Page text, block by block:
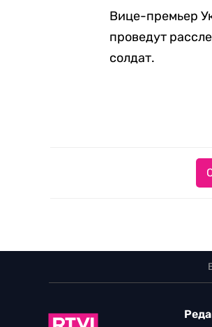
Вице-премьер
проведут
солдат.